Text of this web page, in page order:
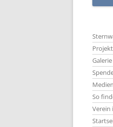
Galerie
So
Verein